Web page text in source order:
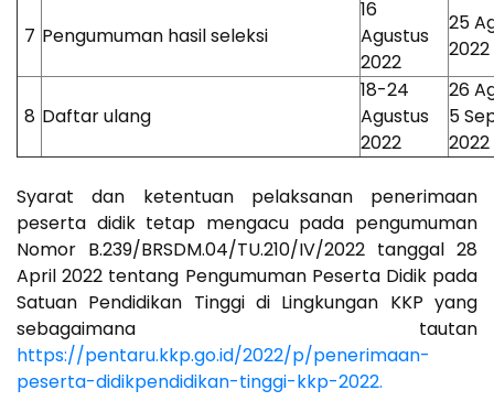
7 Pengumuman hasil seleksi
16
Agustus
2022
25
2022
8 Daftar ulang
18-24
Agustus
2022
26
5
2022
Syarat dan ketentuan pelaksanan penerimaan
peserta didik tetap mengacu pada pengumuman
Nomor B.239/BRSDM.04/TU.210/IV/2022 tanggal 28
April 2022 tentang Pengumuman Peserta Didik pada
Satuan Pendidikan Tinggi di Lingkungan KKP yang
sebagaimana tautan
https://pentaru.kkp.go.id/2022/p/penerimaan-
peserta-didikpendidikan-tinggi-kkp-2022.